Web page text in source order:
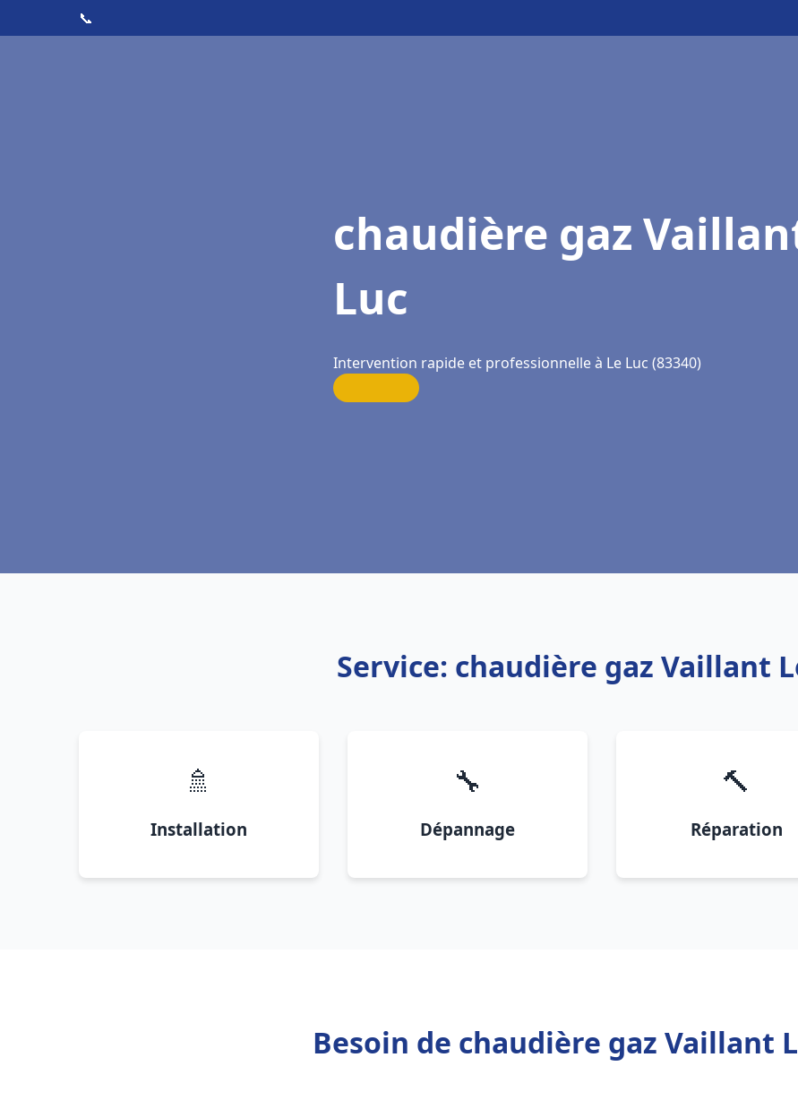
📞
chaudière gaz
Luc
Intervention rapide et professionnelle à Le Luc (83340)
Service: chaudière gaz Vaillant
🚿
Installation
🔧
Dépannage
🔨
Réparation
Besoin de chaudière gaz Vaillant